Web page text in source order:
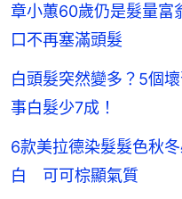
章小蕙60歲仍是髮量
口不再塞滿頭髮
白頭髮突然變多？5個
事白髮少7成！
6款美拉德染髮髮色秋
白 可可棕顯氣質